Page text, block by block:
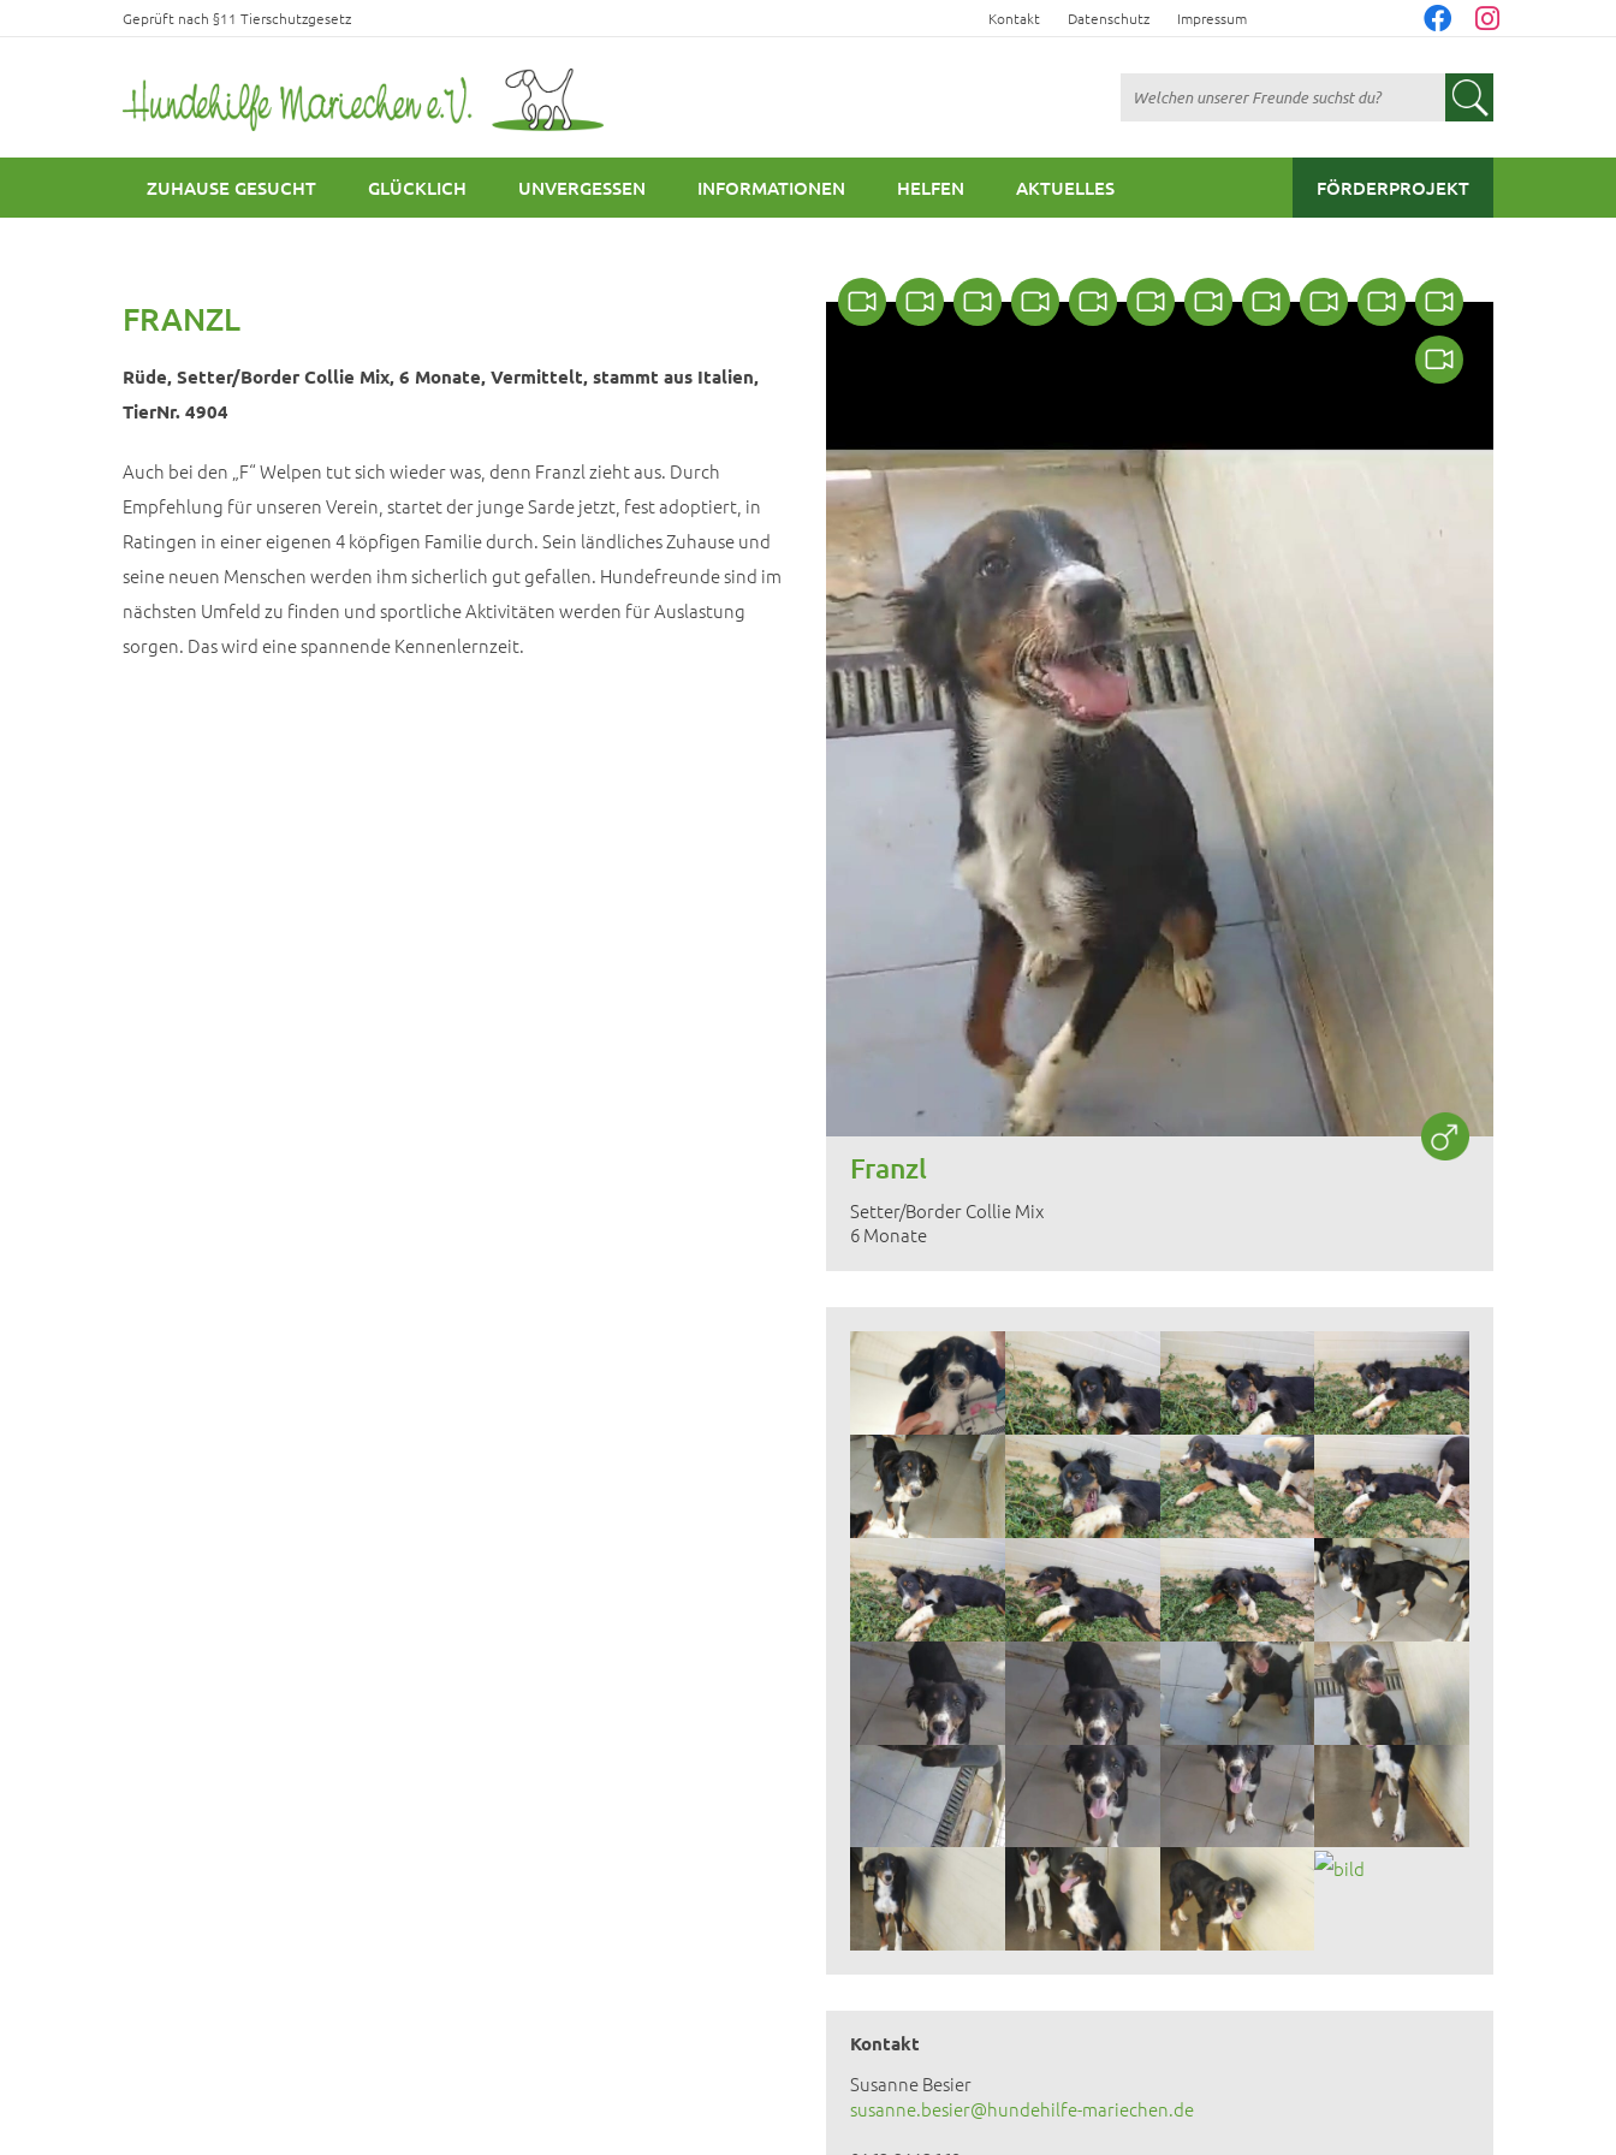
Geprüft nach §11 Tierschutzgesetz Kontakt Datenschutz Impressum
Suchen
ZUHAUSE GESUCHT GLÜCKLICH UNVERGESSEN INFORMATIONEN HELFEN AKTUELLES FÖRDERPROJEKT
FRANZL
Rüde, Setter/Border Collie Mix, 6 Monate, Vermittelt, stammt aus Italien,
TierNr. 4904
Auch bei den „F“ Welpen tut sich wieder was, denn Franzl zieht aus. Durch
Empfehlung für unseren Verein, startet der junge Sarde jetzt, fest adoptiert, in
Ratingen in einer eigenen 4 köpfigen Familie durch. Sein ländliches Zuhause und
seine neuen Menschen werden ihm sicherlich gut gefallen. Hundefreunde sind im
nächsten Umfeld zu finden und sportliche Aktivitäten werden für Auslastung
sorgen. Das wird eine spannende Kennenlernzeit.
Franzl
Setter/Border Collie Mix
6 Monate
Kontakt
Susanne Besier
susanne.besier@hundehilfe-mariechen.de